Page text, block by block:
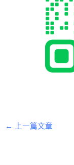
← 上一篇文章